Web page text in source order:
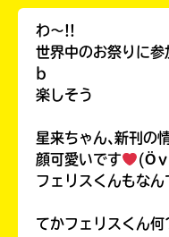
わ〜!!
世界中のお祭りに
b
楽しそう
星来ちゃん､新刊の
顔可愛いです
(Ӧ
フェリスくんもな
てかフェリスくん